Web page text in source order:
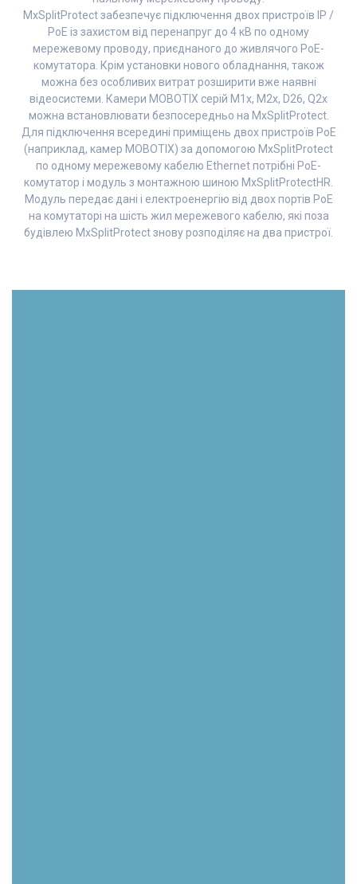
MxSplitProtect забезпечує підключення двох пристроїв IP /
PoE із захистом від перенапруг до 4 кВ по одному
мережевому проводу, приєднаного до живлячого PoE-
комутатора. Крім установки нового обладнання, також
можна без особливих витрат розширити вже наявні
відеосистеми. Камери MOBOTIX серій M1x, M2x, D26, Q2x
можна встановлювати безпосередньо на MxSplitProtect.
Для підключення всередині приміщень двох пристроїв PoE
(наприклад, камер MOBOTIX) за допомогою MxSplitProtect
по одному мережевому кабелю Ethernet потрібні PoE-
комутатор і модуль з монтажною шиною MxSplitProtectHR.
Модуль передає дані і електроенергію від двох портів PoE
на комутаторі на шість жил мережевого кабелю, які поза
будівлею MxSplitProtect знову розподіляє на два пристрої.